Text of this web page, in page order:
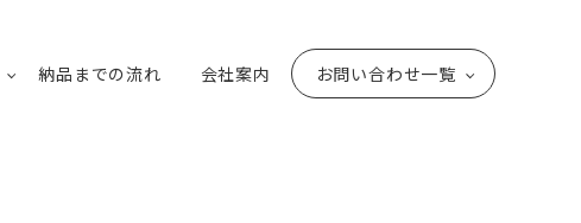
納品までの流れ 会社案内 お問い合わせ一覧